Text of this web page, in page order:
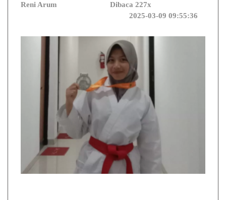
Reni Arum
Dibaca 227x
2025-03-09 09:55:36